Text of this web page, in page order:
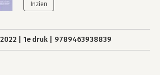
2022 1e druk 9789463938839